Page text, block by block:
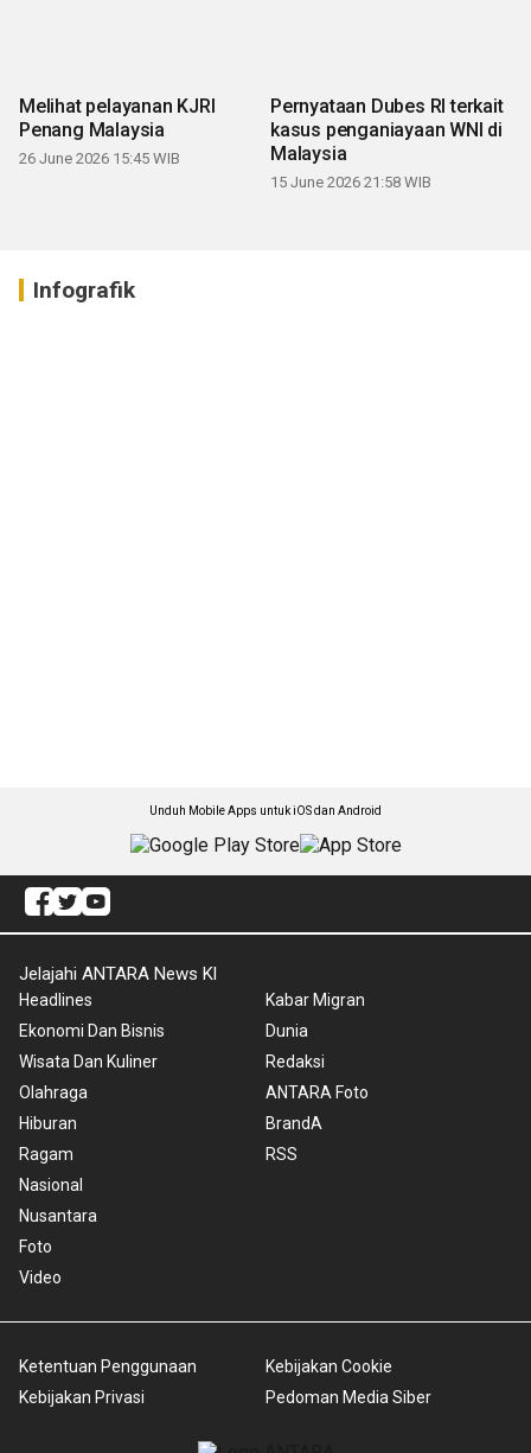
Melihat pelayanan KJRI
Penang Malaysia
26 June 2026 15:45 WIB
Pernyataan Dubes RI terkait
kasus penganiayaan WNI di
Malaysia
15 June 2026 21:58 WIB
Infografik
Unduh Mobile Apps untuk iOS dan Android
Jelajahi ANTARA News Kl
Headlines
Ekonomi Dan Bisnis
Wisata Dan Kuliner
Olahraga
Hiburan
Ragam
Nasional
Nusantara
Foto
Video
Kabar Migran
Dunia
Redaksi
ANTARA Foto
BrandA
RSS
Ketentuan Penggunaan
Kebijakan Privasi
Kebijakan Cookie
Pedoman Media Siber